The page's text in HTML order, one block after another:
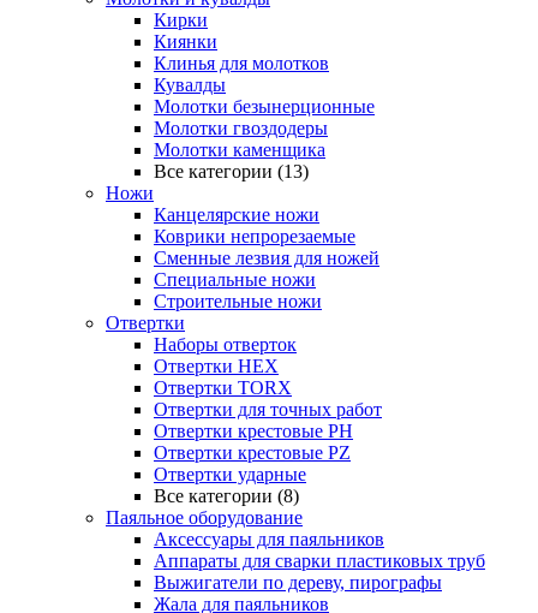
Кирки
Киянки
Клинья для молотков
Кувалды
Молотки безынерционные
Молотки гвоздодеры
Молотки каменщика
Все категории (13)
Ножи
Канцелярские ножи
Коврики непрорезаемые
Сменные лезвия для ножей
Специальные ножи
Строительные ножи
Отвертки
Наборы отверток
Отвертки HEX
Отвертки TORX
Отвертки для точных работ
Отвертки крестовые PH
Отвертки крестовые PZ
Отвертки ударные
Все категории (8)
Паяльное оборудование
Аксессуары для паяльников
Аппараты для сварки пластиковых труб
Выжигатели по дереву, пирографы
Жала для паяльников